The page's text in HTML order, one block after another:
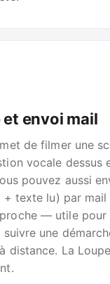
envoi mail
de filmer une
vocale dessus
pouvez aussi
texte lu) par mail
— utile pour
une
distance. La